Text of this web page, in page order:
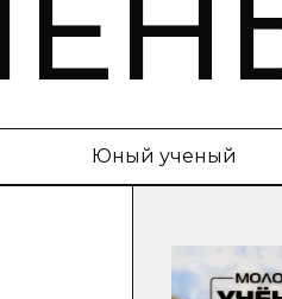
Юный ученый